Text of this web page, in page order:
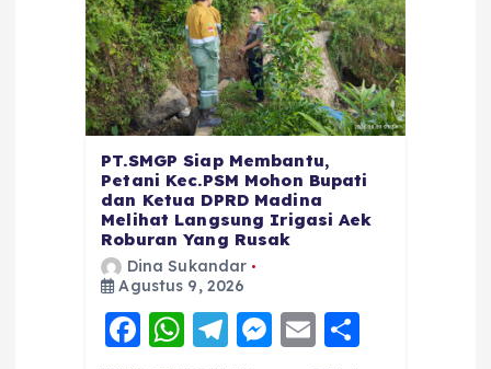
PT.SMGP Siap Membantu,
Petani Kec.PSM Mohon Bupati
dan Ketua DPRD Madina
Melihat Langsung Irigasi Aek
Roburan Yang Rusak
Dina Sukandar
Agustus 9, 2026
F
W T
M E